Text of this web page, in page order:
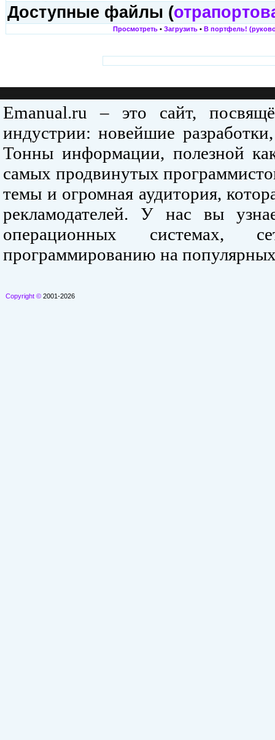
Доступные файлы (
Просмотреть • Загрузить • В портфель!
Emanual.ru – это сайт,
индустрии: новейшие
Тонны информации, полезной
самых продвинутых
темы и огромная аудитория,
рекламодателей. У нас вы
операционных системах,
программированию на
Copyright © 2001-2026